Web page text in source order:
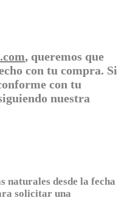
, queremos que
con tu compra. Si
con tu
nuestra
naturales desde la fecha
solicitar una